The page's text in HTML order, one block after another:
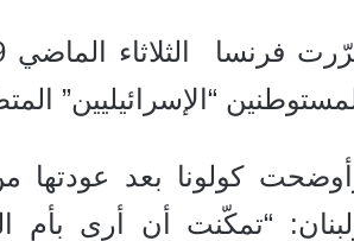
“الإسرائيليين”
كولونا بعد عودتها
“تمكّنت أن أرى بأم